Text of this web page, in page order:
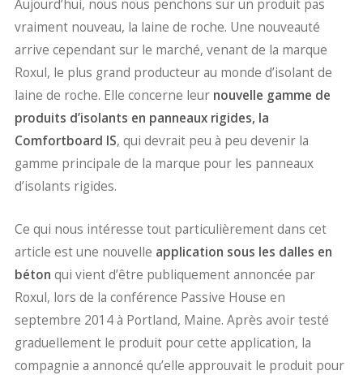
Aujourd’hui, nous nous penchons sur un produit pas
vraiment nouveau, la laine de roche. Une nouveauté
arrive cependant sur le marché, venant de la marque
Roxul, le plus grand producteur au monde d’isolant de
laine de roche. Elle concerne leur nouvelle gamme de
produits d’isolants en panneaux rigides, la
Comfortboard IS, qui devrait peu à peu devenir la
gamme principale de la marque pour les panneaux
d’isolants rigides.
Ce qui nous intéresse tout particulièrement dans cet
article est une nouvelle application sous les dalles en
béton qui vient d’être publiquement annoncée par
Roxul, lors de la conférence Passive House en
septembre 2014 à Portland, Maine. Après avoir testé
graduellement le produit pour cette application, la
compagnie a annoncé qu’elle approuvait le produit pour